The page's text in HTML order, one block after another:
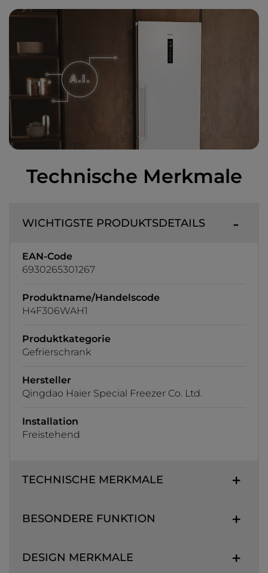
Technische Merkmale
WICHTIGSTE PRODUKTSDETAILS
EAN-Code
6930265301267
Produktname/Handelscode
H4F306WAH1
Produktkategorie
Gefrierschrank
Hersteller
Qingdao Haier Special Freezer Co. Ltd.
Installation
Freistehend
TECHNISCHE MERKMALE
BESONDERE FUNKTION
DESIGN MERKMALE